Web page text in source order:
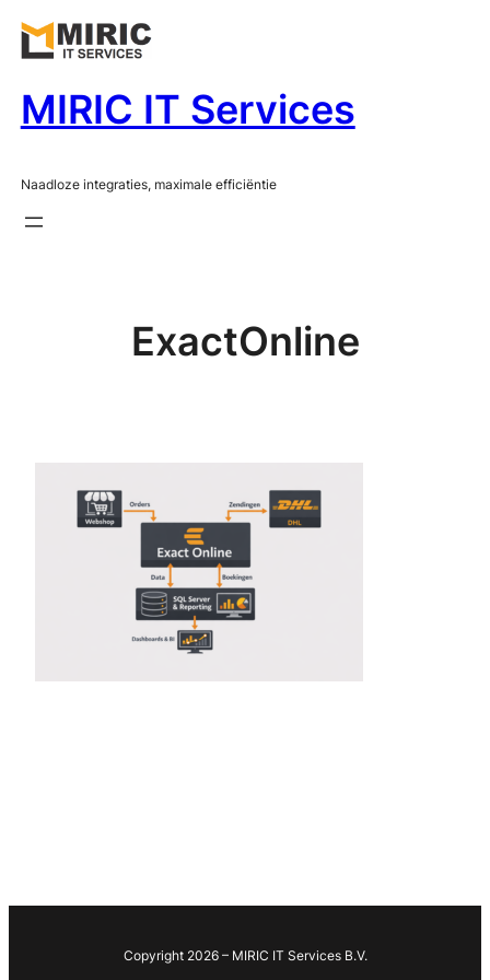
Ga
naar
inhoud
MIRIC IT Services
Naadloze integraties, maximale efficiëntie
ExactOnline
Copyright 2026 – MIRIC IT Services B.V.